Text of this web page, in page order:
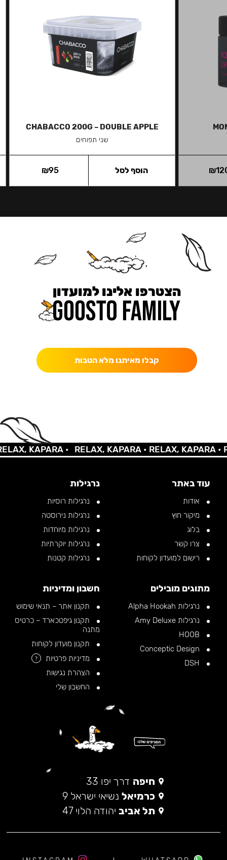
₪
CHABACCO 200G – DOUBLE APPLE
שני תפוחים
₪95 הוסף לסל
הצטרפו אלינו למועדון
קבלו מאיתנו מלא הטבות
KAPARA • RELAX, KAPARA •RELAX, KAPARA •
עוד באתר
אודות
מיקור חוץ
בלוג
צרו קשר
רישום למועדון לקוחות
נרגילות
נרגילות רוסיות
נרגילות נירוסטה
נרגילות מיוחדות
נרגילות יוקרתיות
נרגילות קטנות
מתוגים מובילים
נרגילות Alpha Hookah
נרגילות Amy Deluxe
חשבון ומדיניות
תקנון אתר – תנאי שימוש
תקנון גיפטכארד – כרטיס
מתנה
תקנון מועדון לקוחות
מדיניות פרטיות
?
הצהרת נגישות
החשבון שלי
חיפה דרך יפו 33
כרמיאל נשיאי ישראל 9
תל אביב יהודה הלוי 47